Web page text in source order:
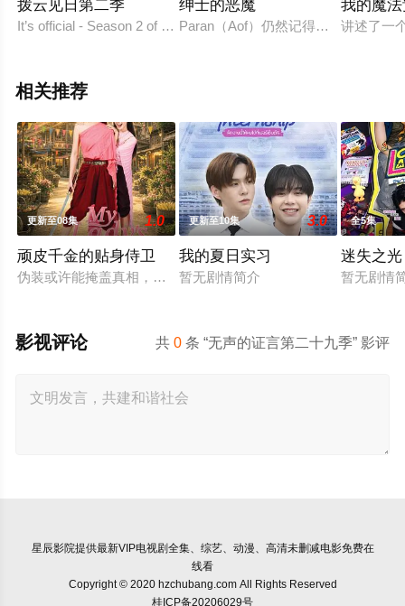
拨云见日第二季
It’s official - Season 2 of Sight Unseen is coming soon to CTV,
绅士的恶魔
Paran（Aof）仍然记得她的妈妈
我的魔
讲述了一
相关推荐
更新至08集 1.0
顽皮千金的贴身侍卫
伪装或许能掩盖真相，却永远无法隐藏心中萌生的情感。当一
更新至10集 3.0
我的夏日实习
暂无剧情简介
全5集
迷失之光
暂无剧情
共0 条 “无声的证言第二十九季” 影评
影视评论
星辰影院提供最新VIP电视剧全集、综艺、动漫、高清未删减电影免费在
线看
Copyright © 2020 hzchubang.com All Rights Reserved
桂ICP备20206029号